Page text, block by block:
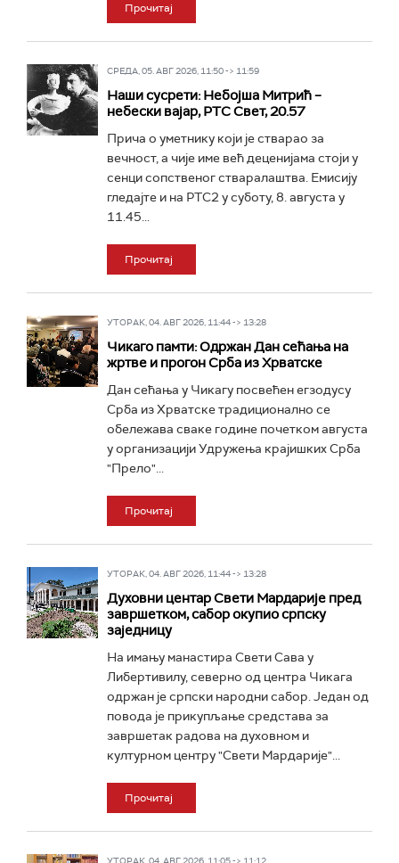
Прочитај
СРЕДА, 05. АВГ 2026, 11:50 -> 11:59
Наши сусрети: Небојша Митрић –
небески вајар, РТС Свет, 20.57
Прича о уметнику који је стварао за
вечност, а чије име већ деценијама стоји у
сенци сопственог стваралаштва. Емисију
гледајте и на РТС2 у суботу, 8. августа у
11.45...
Прочитај
УТОРАК, 04. АВГ 2026, 11:44 -> 13:28
Чикаго памти: Одржан Дан сећања на
жртве и прогон Срба из Хрватске
Дан сећања у Чикагу посвећен егзодусу
Срба из Хрватске традиционално се
обележава сваке године почетком августа
у организацији Удружења крајишких Срба
"Прело"...
Прочитај
УТОРАК, 04. АВГ 2026, 11:44 -> 13:28
Духовни центар Свети Мардарије пред
завршетком, сабор окупио српску
заједницу
На имању манастира Свети Сава у
Либертивилу, северно од центра Чикага
одржан је српски народни сабор. Један од
повода је прикупљање средстава за
завршетак радова на духовном и
културном центру "Свети Мардарије"...
Прочитај